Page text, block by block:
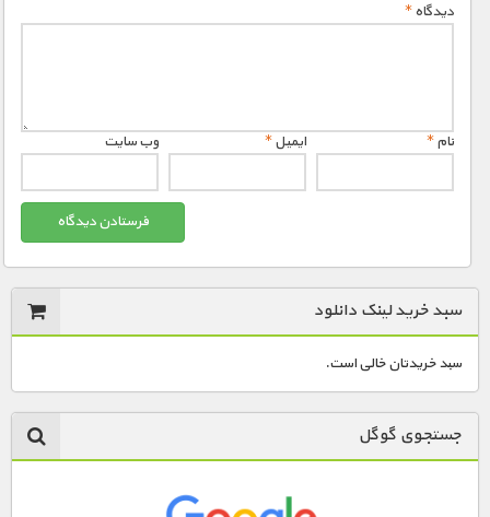
دیدگاه*
نام* ایمیل* وب‌ سایت
سبد خرید لینک دانلود
سبد خریدتان خالی است.
جستجوی گوگل